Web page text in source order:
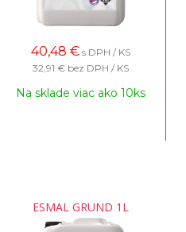
40,48 € s DPH / KS
32,91 € bez DPH / KS
Na sklade viac ako 10ks
ESMAL GRUND 1L